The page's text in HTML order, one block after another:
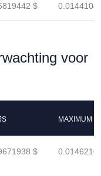
$
voor
MAXIMUM
$